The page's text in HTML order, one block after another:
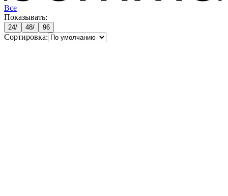
Все
Показывать:
24/ 48/ 96
Сортировка: